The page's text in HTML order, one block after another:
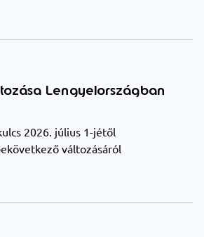
Lengyelországban
2026. július 1-jétől
változásáról